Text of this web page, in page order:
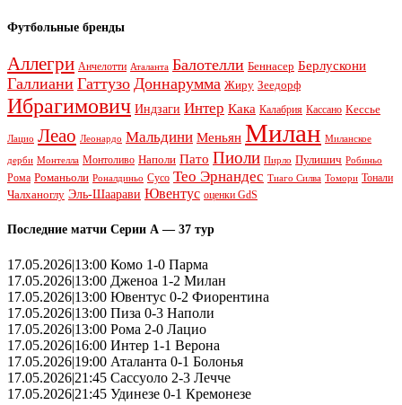
Футбольные бренды
Аллегри Анчелотти Аталанта Балотелли Беннасер Берлускони
Галлиани Гаттузо Доннарумма Жиру Зеедорф
Ибрагимович Индзаги Интер Кака Калабрия Кассано Кессье
Лацио Леао Леонардо Мальдини Меньян Милан Миланское
дерби Монтелла Монтоливо Наполи Пато Пиоли Пирло Пулишич Робиньо
Рома Романьоли Роналдиньо Сусо Тео Эрнандес Тиаго Силва Томори Тонали
Чалханоглу Эль-Шаарави Ювентус оценки GdS
Последние матчи Серии А — 37 тур
17.05.2026|13:00 Комо 1-0 Парма
17.05.2026|13:00 Дженоа 1-2 Милан
17.05.2026|13:00 Ювентус 0-2 Фиорентина
17.05.2026|13:00 Пиза 0-3 Наполи
17.05.2026|13:00 Рома 2-0 Лацио
17.05.2026|16:00 Интер 1-1 Верона
17.05.2026|19:00 Аталанта 0-1 Болонья
17.05.2026|21:45 Сассуоло 2-3 Лечче
17.05.2026|21:45 Удинезе 0-1 Кремонезе